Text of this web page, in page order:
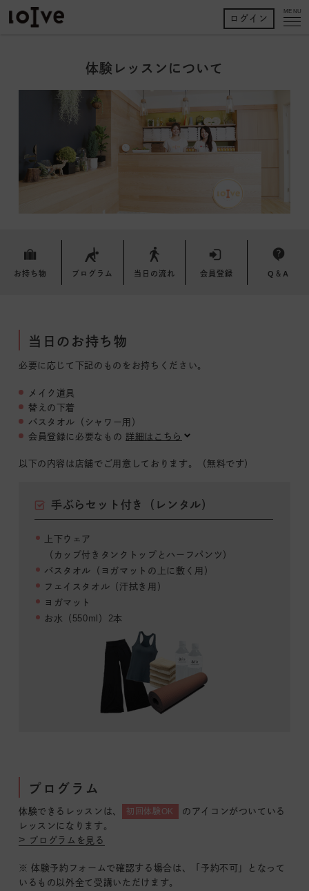
MENU
ログイン
体験レッスンについて
お持ち物 プログラム 当日の流れ 会員登録 Q＆A
当日のお持ち物
必要に応じて下記のものをお持ちください。
メイク道具
替えの下着
バスタオル（シャワー用）
会員登録に必要なもの 詳細はこちら
以下の内容は店舗でご用意しております。（無料です）
手ぶらセット付き（レンタル）
上下ウェア
（カップ付きタンクトップとハーフパンツ）
バスタオル（ヨガマットの上に敷く用）
フェイスタオル（汗拭き用）
ヨガマット
お水（550ml）2本
プログラム
体験できるレッスンは、 初回体験OK
のアイコンがついている
レッスンになります。
プログラムを見る
※ 体験予約フォームで確認する場合は、「予約不可」となって
いるもの以外全て受講いただけます。